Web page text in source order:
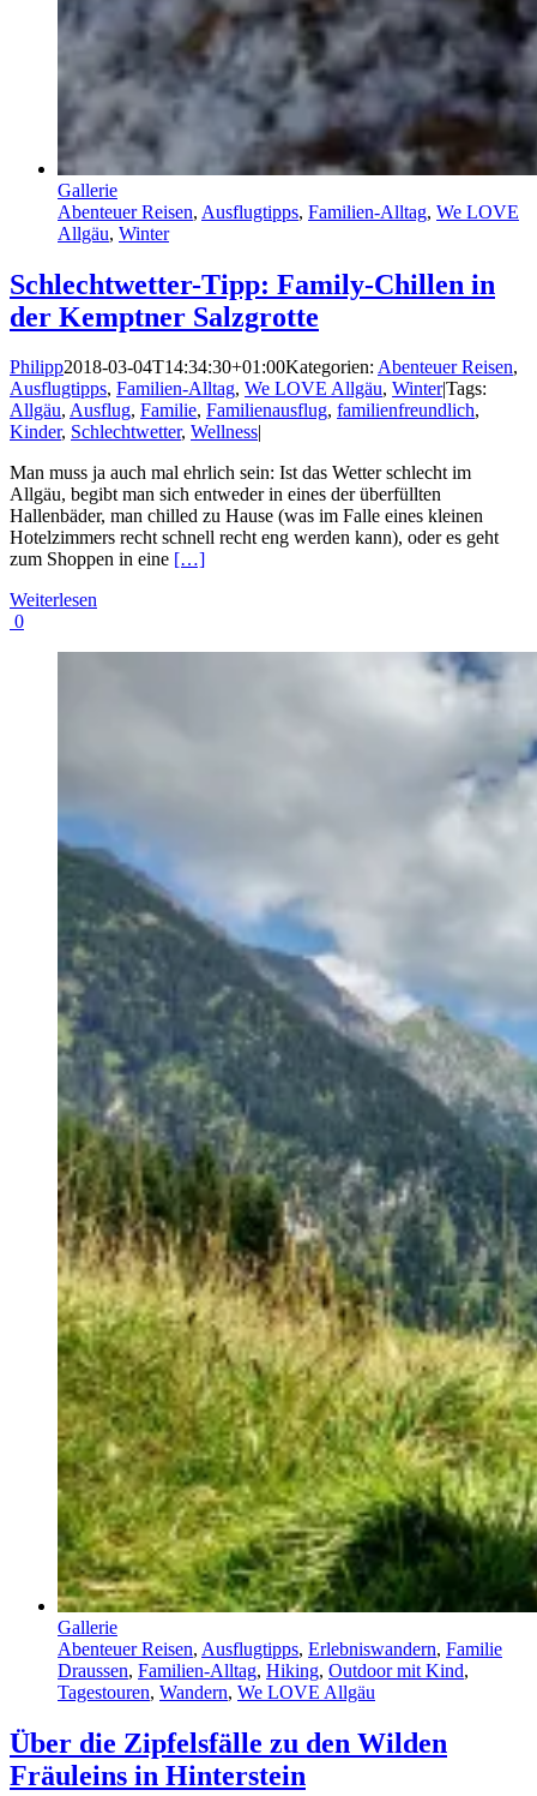
Gallerie
Abenteuer Reisen, Ausflugtipps, Familien-Alltag, We LOVE
Allgäu, Winter
Schlechtwetter-Tipp: Family-Chillen in
der Kemptner Salzgrotte
Philipp2018-03-04T14:34:30+01:00Kategorien: Abenteuer Reisen,
Ausflugtipps, Familien-Alltag, We LOVE Allgäu, Winter|Tags:
Allgäu, Ausflug, Familie, Familienausflug, familienfreundlich,
Kinder, Schlechtwetter, Wellness|
Man muss ja auch mal ehrlich sein: Ist das Wetter schlecht im
Allgäu, begibt man sich entweder in eines der überfüllten
Hallenbäder, man chilled zu Hause (was im Falle eines kleinen
Hotelzimmers recht schnell recht eng werden kann), oder es geht
zum Shoppen in eine […]
Weiterlesen
0
Gallerie
Abenteuer Reisen, Ausflugtipps, Erlebniswandern, Familie
Draussen, Familien-Alltag, Hiking, Outdoor mit Kind,
Tagestouren, Wandern, We LOVE Allgäu
Über die Zipfelsfälle zu den Wilden
Fräuleins in Hinterstein